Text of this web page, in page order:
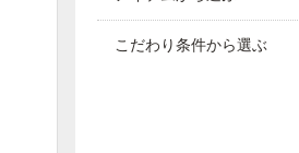
こだわり条件から選ぶ